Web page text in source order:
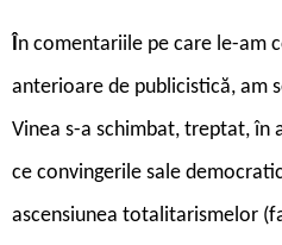
n comentariile pe care le-am
anterioare de publicistică, am
Vinea s-a schimbat, treptat, în
ce convingerile sale
ascensiunea totalitarismelor